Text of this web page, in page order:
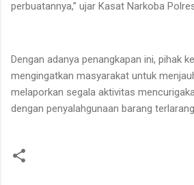
perbuatannya,” ujar Kasat Narkoba
Dengan adanya penangkapan ini, pihak
mengingatkan masyarakat untuk
melaporkan segala aktivitas
dengan penyalahgunaan barang